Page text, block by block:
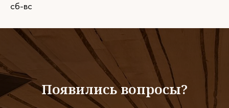
сб-вс
Появились вопросы?